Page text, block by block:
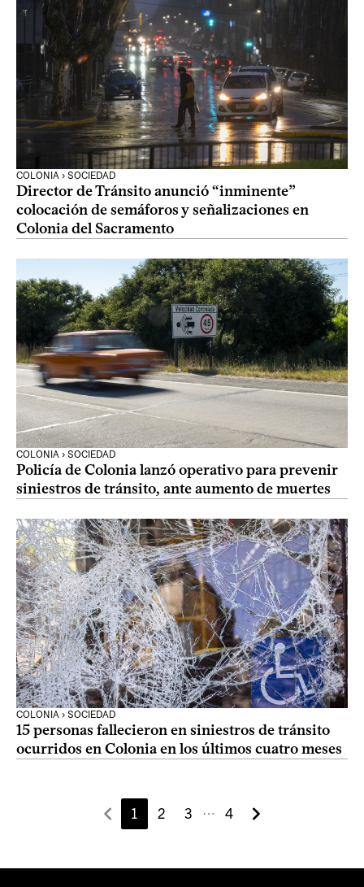
COLONIA › SOCIEDAD
Director de Tránsito anunció “inminente”
colocación de semáforos y señalizaciones en
Colonia del Sacramento
COLONIA › SOCIEDAD
Policía de Colonia lanzó operativo para prevenir
siniestros de tránsito, ante aumento de muertes
COLONIA › SOCIEDAD
15 personas fallecieron en siniestros de tránsito
ocurridos en Colonia en los últimos cuatro meses
1 2 3 ⋯ 4